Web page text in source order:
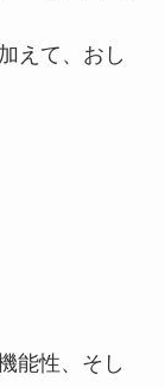
えて、おし
能性、そし